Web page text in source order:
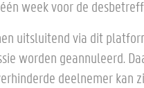
week voor de
uitsluitend via dit
worden geannuleerd.
deelnemer kan